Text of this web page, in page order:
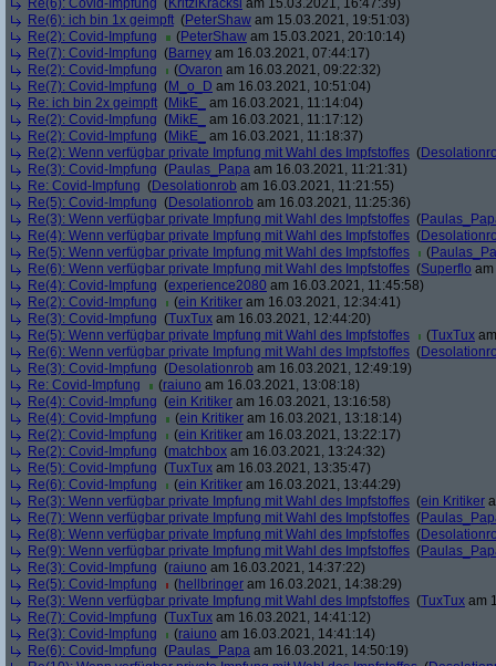
Re(6): Covid-Impfung (KritziKracksi am 15.03.2021, 16:47:39)
Re(6): ich bin 1x geimpft (PeterShaw am 15.03.2021, 19:51:03)
Re(2): Covid-Impfung
(PeterShaw am 15.03.2021, 20:10:14)
Re(7): Covid-Impfung (Barney am 16.03.2021, 07:44:17)
Re(2): Covid-Impfung
(Ovaron am 16.03.2021, 09:22:32)
Re(7): Covid-Impfung (M_o_D am 16.03.2021, 10:51:04)
Re: ich bin 2x geimpft (MikE_
am 16.03.2021, 11:14:04)
Re(2): Covid-Impfung (MikE_
am 16.03.2021, 11:17:12)
Re(2): Covid-Impfung (MikE_
am 16.03.2021, 11:18:37)
Re(2): Wenn verfügbar private Impfung mit Wahl des Impfstoffes (
Re(3): Covid-Impfung (Paulas_Papa am 16.03.2021, 11:21:31)
Re: Covid-Impfung (Desolationrob am 16.03.2021, 11:21:55)
Re(5): Covid-Impfung (Desolationrob am 16.03.2021, 11:25:36)
Re(3): Wenn verfügbar private Impfung mit Wahl des Impfstoffes (
Re(4): Wenn verfügbar private Impfung mit Wahl des Impfstoffes (
Re(5): Wenn verfügbar private Impfung mit Wahl des Impfstoffes
(
Re(6): Wenn verfügbar private Impfung mit Wahl des Impfstoffes (Superflo
Re(4): Covid-Impfung (experience2080 am 16.03.2021, 11:45:58)
Re(2): Covid-Impfung
(ein Kritiker am 16.03.2021, 12:34:41)
Re(3): Covid-Impfung (TuxTux am 16.03.2021, 12:44:20)
Re(5): Wenn verfügbar private Impfung mit Wahl des Impfstoffes
(TuxTux
Re(6): Wenn verfügbar private Impfung mit Wahl des Impfstoffes (
Re(3): Covid-Impfung (Desolationrob am 16.03.2021, 12:49:19)
Re: Covid-Impfung
(raiuno am 16.03.2021, 13:08:18)
Re(4): Covid-Impfung (ein Kritiker am 16.03.2021, 13:16:58)
Re(4): Covid-Impfung
(ein Kritiker am 16.03.2021, 13:18:14)
Re(2): Covid-Impfung
(ein Kritiker am 16.03.2021, 13:22:17)
Re(2): Covid-Impfung (matchbox am 16.03.2021, 13:24:32)
Re(5): Covid-Impfung (TuxTux am 16.03.2021, 13:35:47)
Re(6): Covid-Impfung
(ein Kritiker am 16.03.2021, 13:44:29)
Re(3): Wenn verfügbar private Impfung mit Wahl des Impfstoffes (ein Kritiker
Re(7): Wenn verfügbar private Impfung mit Wahl des Impfstoffes (
Re(8): Wenn verfügbar private Impfung mit Wahl des Impfstoffes (
Re(9): Wenn verfügbar private Impfung mit Wahl des Impfstoffes (
Re(3): Covid-Impfung (raiuno am 16.03.2021, 14:37:22)
Re(5): Covid-Impfung
(hellbringer am 16.03.2021, 14:38:29)
Re(3): Wenn verfügbar private Impfung mit Wahl des Impfstoffes (TuxTux am
Re(7): Covid-Impfung (TuxTux am 16.03.2021, 14:41:12)
Re(3): Covid-Impfung
(raiuno am 16.03.2021, 14:41:14)
Re(6): Covid-Impfung (Paulas_Papa am 16.03.2021, 14:50:19)